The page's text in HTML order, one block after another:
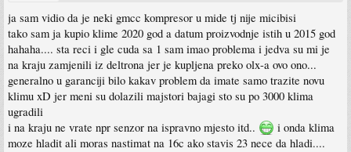
ja sam vidio da je neki gmcc kompresor u mide tj nije micibisi
tako sam ja kupio klime 2020 god a datum proizvodnje istih u 2015 god
hahaha.... sta reci i gle cuda sa 1 sam imao problema i jedva su mi je
na kraju zamjenili iz deltrona jer je kupljena preko olx-a ovo ono...
generalno u garanciji bilo kakav problem da imate samo trazite novu
klimu xD jer meni su dolazili majstori bajagi sto su po 3000 klima
ugradili
i na kraju ne vrate npr senzor na ispravno mjesto itd..
i onda klima
moze hladit ali moras nastimat na 16c ako stavis 23 nece da hladi....